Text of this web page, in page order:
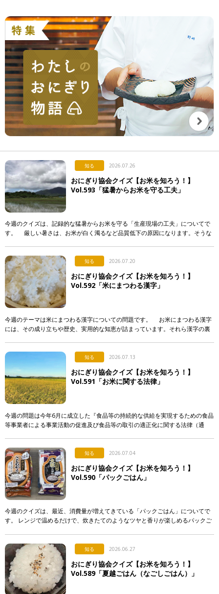
知る 2026.07.26
おにぎり協会クイズ【お米を知ろう！】
Vol.593「猛暑からお米を守る工夫」
今週のクイズは、記録的な猛暑からお米を守る「生産現場の工夫」についてで
す。 厳しい暑さは、お米が白く濁るなど品質低下の原因になります。そうな
知る 2026.07.20
おにぎり協会クイズ【お米を知ろう！】
Vol.592「米にまつわる漢字」
今週のテーマは米にまつわる漢字についての問題です。 お米にまつわる漢字
には、その成り立ちや歴史、実用的な知恵が詰まっています。それら漢字の裏
知る 2026.07.13
おにぎり協会クイズ【お米を知ろう！】
Vol.591「お米に関する法律」
今週の問題は今年6月に成立した『食品等の持続的な供給を実現するための食品
等事業者による事業活動の促進及び食品等の取引の適正化に関する法律（通
知る 2026.07.04
おにぎり協会クイズ【お米を知ろう！】
Vol.590「パックごはん」
今週のクイズは、最近、消費量が増えてきている「パックごはん」についてで
す。 レンジで温めるだけで、炊きたてのようなツヤと香りが楽しめるパックご
知る 2026.06.27
おにぎり協会クイズ【お米を知ろう！】
Vol.589「夏越ごはん（なごしごはん）」